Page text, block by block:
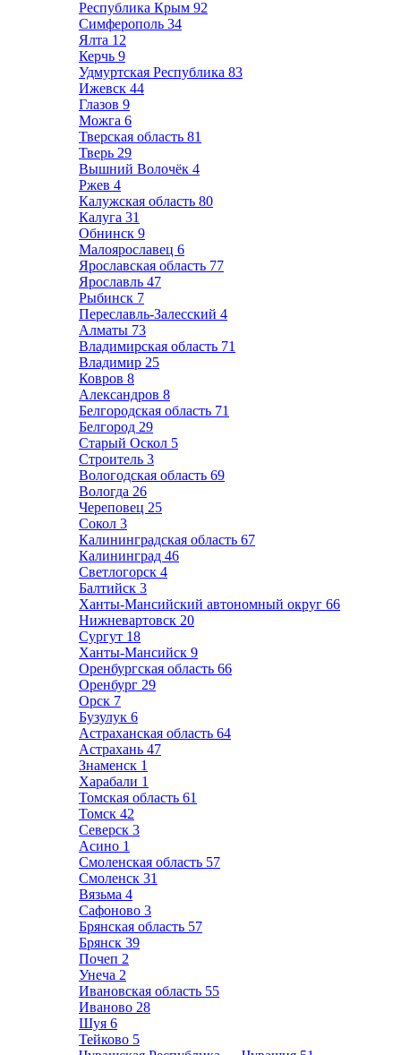
Республика Крым 92
Симферополь 34
Ялта 12
Керчь 9
Удмуртская Республика 83
Ижевск 44
Глазов 9
Можга 6
Тверская область 81
Тверь 29
Вышний Волочёк 4
Ржев 4
Калужская область 80
Калуга 31
Обнинск 9
Малоярославец 6
Ярославская область 77
Ярославль 47
Рыбинск 7
Переславль-Залесский 4
Алматы 73
Владимирская область 71
Владимир 25
Ковров 8
Александров 8
Белгородская область 71
Белгород 29
Старый Оскол 5
Строитель 3
Вологодская область 69
Вологда 26
Череповец 25
Сокол 3
Калининградская область 67
Калининград 46
Светлогорск 4
Балтийск 3
Ханты-Мансийский автономный округ 66
Нижневартовск 20
Сургут 18
Ханты-Мансийск 9
Оренбургская область 66
Оренбург 29
Орск 7
Бузулук 6
Астраханская область 64
Астрахань 47
Знаменск 1
Харабали 1
Томская область 61
Томск 42
Северск 3
Асино 1
Смоленская область 57
Смоленск 31
Вязьма 4
Сафоново 3
Брянская область 57
Брянск 39
Почеп 2
Унеча 2
Ивановская область 55
Иваново 28
Шуя 6
Тейково 5